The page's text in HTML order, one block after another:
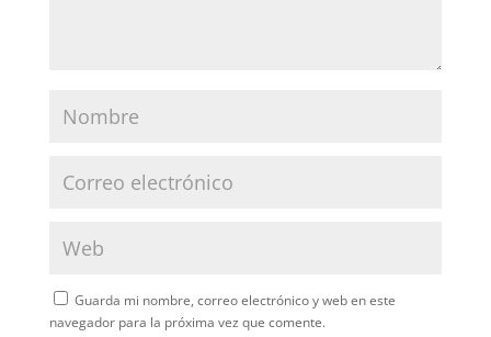
Guarda mi nombre, correo electrónico y web en este
navegador para la próxima vez que comente.